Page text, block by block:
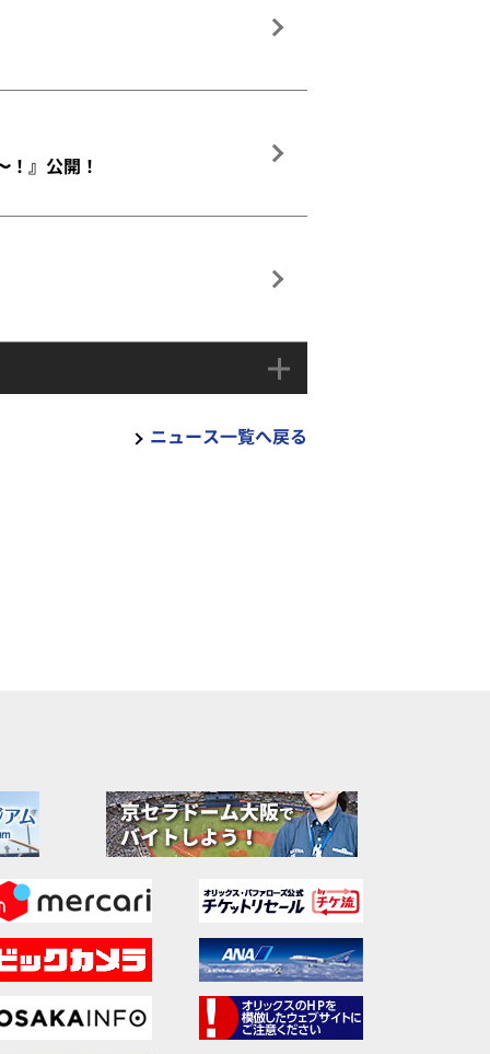
！』公開！
ニュース一覧へ戻る